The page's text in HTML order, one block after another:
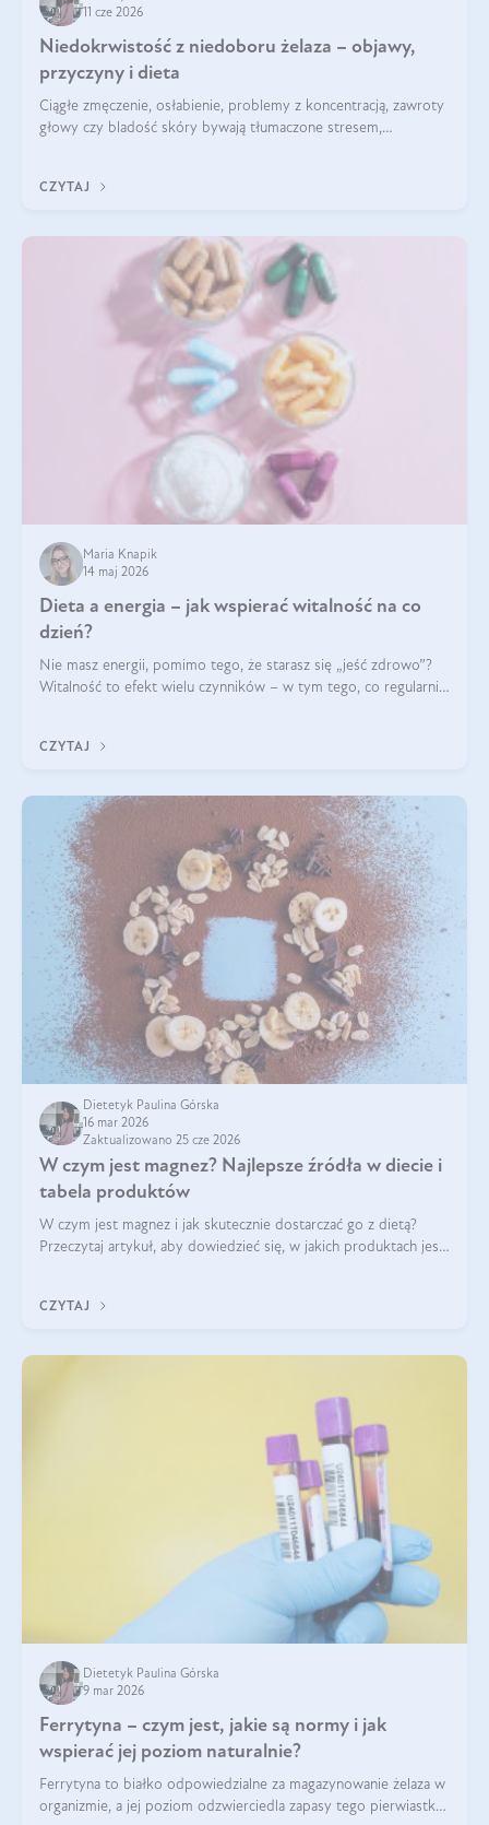
11 cze 2026
Niedokrwistość z niedoboru żelaza – objawy,
przyczyny i dieta
Ciągłe zmęczenie, osłabienie, problemy z koncentracją, zawroty
głowy czy bladość skóry bywają tłumaczone stresem,
CZYTAJ
Maria Knapik
14 maj 2026
Dieta a energia – jak wspierać witalność na co
dzień?
Nie masz energii, pomimo tego, że starasz się „jeść zdrowo”?
Witalność to efekt wielu czynników – w tym tego, co regularnie
CZYTAJ
Dietetyk Paulina Górska
16 mar 2026
Zaktualizowano 25 cze 2026
W czym jest magnez? Najlepsze źródła w diecie i
tabela produktów
W czym jest magnez i jak skutecznie dostarczać go z dietą?
Przeczytaj artykuł, aby dowiedzieć się, w jakich produktach jest
CZYTAJ
Dietetyk Paulina Górska
9 mar 2026
Ferrytyna – czym jest, jakie są normy i jak
wspierać jej poziom naturalnie?
Ferrytyna to białko odpowiedzialne za magazynowanie żelaza w
organizmie, a jej poziom odzwierciedla zapasy tego pierwiastka.